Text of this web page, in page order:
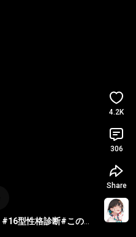
#16型性格診断#この動
4.2K
306
Share